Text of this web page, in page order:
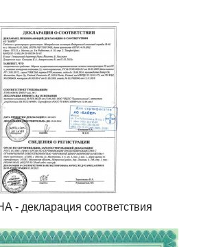
- декларация соответствия